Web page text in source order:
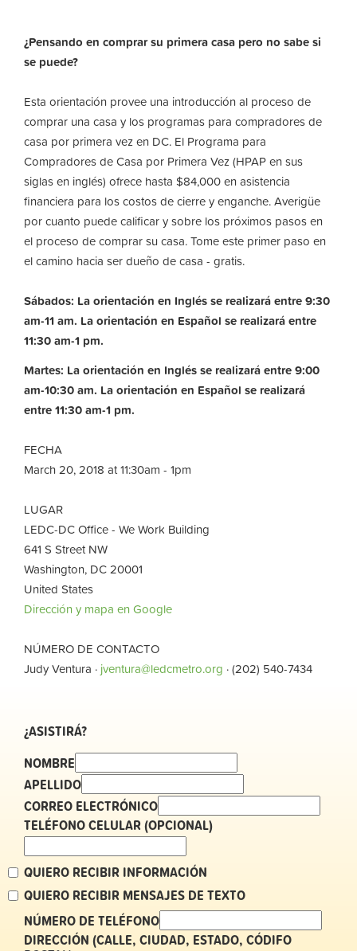
¿Pensando en comprar su primera casa pero no sabe si
se puede?
Esta orientación provee una introducción al proceso de
comprar una casa y los programas para compradores de
casa por primera vez en DC. El Programa para
Compradores de Casa por Primera Vez (HPAP en sus
siglas en inglés) ofrece hasta $84,000 en asistencia
financiera para los costos de cierre y enganche. Averigüe
por cuanto puede calificar y sobre los próximos pasos en
el proceso de comprar su casa. Tome este primer paso en
el camino hacia ser dueño de casa - gratis.
Sábados: La orientación en Inglés se realizará entre 9:30
am-11 am. La orientación en Español se realizará entre
11:30 am-1 pm.
Martes: La orientación en Inglés se realizará entre 9:00
am-10:30 am. La orientación en Español se realizará
entre 11:30 am-1 pm.
FECHA
March 20, 2018 at 11:30am - 1pm
LUGAR
LEDC-DC Office - We Work Building
641 S Street NW
Washington, DC 20001
United States
Dirección y mapa en Google
NÚMERO DE CONTACTO
Judy Ventura · jventura@ledcmetro.org · (202) 540-7434
¿ASISTIRÁ?
NOMBRE
APELLIDO
CORREO ELECTRÓNICO
TELÉFONO CELULAR (OPCIONAL)
QUIERO RECIBIR INFORMACIÓN
QUIERO RECIBIR MENSAJES DE TEXTO
NÚMERO DE TELÉFONO
DIRECCIÓN (CALLE, CIUDAD, ESTADO, CÓDIFO